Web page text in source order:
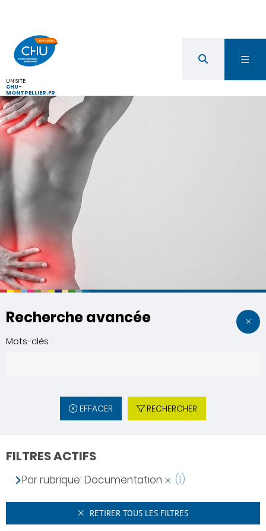
UN SITE
CHU-
MONTPELLIER.FR
Recherche avancée
Mots-clés :
EFFACER RECHERCHER
FILTRES ACTIFS
Par rubrique: Documentation (1)
RETIRER TOUS LES FILTRES